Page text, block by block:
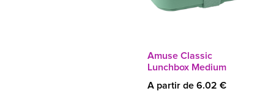
Amuse Classic
Lunchbox Medium
A partir de 6.02 €